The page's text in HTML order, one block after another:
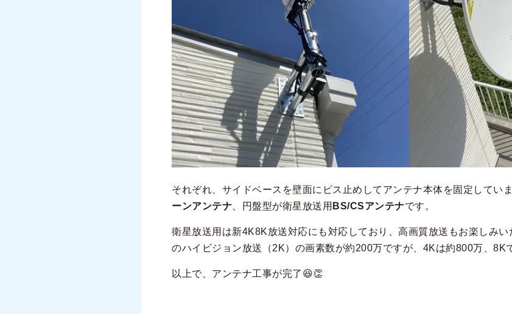
それぞれ、サイドベースを壁面にビス止めしてアンテナ本体を固定してい
ーンアンテナ 、円盤型が衛星放送用 BS/CSアンテナです。
衛星放送用は新4K8K放送対応にも対応しており、高画質放送もお楽しみ
のハイビジョン放送（2K）の画素数が約200万ですが、4Kは約800万、8K
以上で、アンテナ工事が完了😆👏